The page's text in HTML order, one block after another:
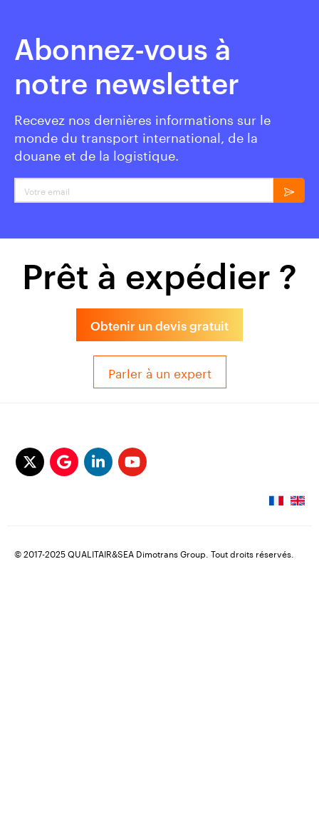
Abonnez-vous à
notre newsletter
Recevez nos dernières informations sur le
monde du transport international, de la
douane et de la logistique.
Votre email
Prêt à expédier ?
Obtenir un devis gratuit
Parler à un expert
© 2017-2025 QUALITAIR&SEA Dimotrans Group. Tout droits réservés.